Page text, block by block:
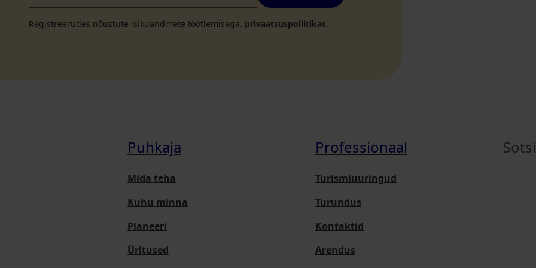
Registreerudes nõustute isikuandmete töötlemisega. privaatsuspoliitikas.
Puhkaja
Mida teha
Kuhu minna
Planeeri
Üritused
Professionaal
Turismiuuringud
Turundus
Kontaktid
Arendus